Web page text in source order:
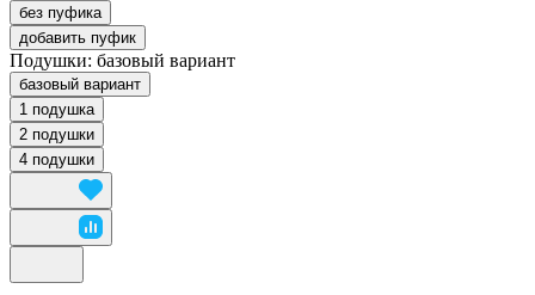
без пуфика
добавить пуфик
Подушки: базовый вариант
базовый вариант
1 подушка
2 подушки
4 подушки